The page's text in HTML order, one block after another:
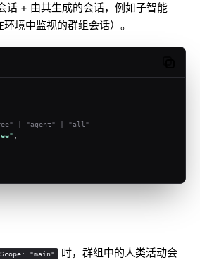
话 + 由其生成的会话，例如子智能
境中监视的群组会话）。
| "agent" | "all"
"main" 时，群组中的人类活动会